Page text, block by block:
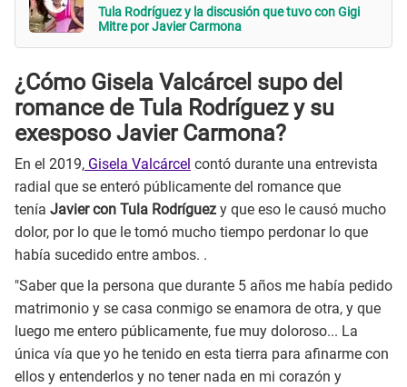
Tula Rodríguez y la discusión que tuvo con Gigi
Mitre por Javier Carmona
¿Cómo Gisela Valcárcel supo del
romance de Tula Rodríguez y su
exesposo Javier Carmona?
En el 2019, Gisela Valcárcel contó durante una entrevista
radial que se enteró públicamente del romance que
tenía Javier con Tula Rodríguez y que eso le causó mucho
dolor, por lo que le tomó mucho tiempo perdonar lo que
había sucedido entre ambos. .
"Saber que la persona que durante 5 años me había pedido
matrimonio y se casa conmigo se enamora de otra, y que
luego me entero públicamente, fue muy doloroso... La
única vía que yo he tenido en esta tierra para afinarme con
ellos y entenderlos y no tener nada en mi corazón y